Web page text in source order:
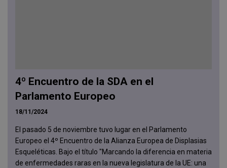
4º Encuentro de la SDA en el
Parlamento Europeo
18/11/2024
El pasado 5 de noviembre tuvo lugar en el Parlamento
Europeo el 4º Encuentro de la Alianza Europea de Displasias
Esqueléticas. Bajo el título "Marcando la diferencia en materia
de enfermedades raras en la nueva legislatura de la UE: una